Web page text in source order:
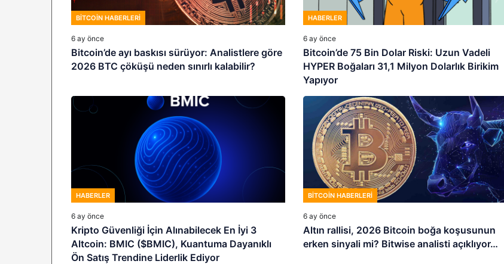
BITCOIN HABERLERI
6 ay önce
Bitcoin’de ayı baskısı sürüyor: Analistlere göre
2026 BTC çöküşü neden sınırlı kalabilir?
HABERLER
6 ay önce
Bitcoin’de 75 Bin Dolar Riski: Uzun Vadeli
HYPER Boğaları 31,1 Milyon Dolarlık Birikim
Yapıyor
HABERLER
6 ay önce
Kripto Güvenliği İçin Alınabilecek En İyi 3
Altcoin: BMIC ($BMIC), Kuantuma Dayanıklı
Ön Satış Trendine Liderlik Ediyor
BITCOIN HABERLERI
6 ay önce
Altın rallisi, 2026 Bitcoin boğa koşusunun
erken sinyali mi? Bitwise analisti açıklıyor…